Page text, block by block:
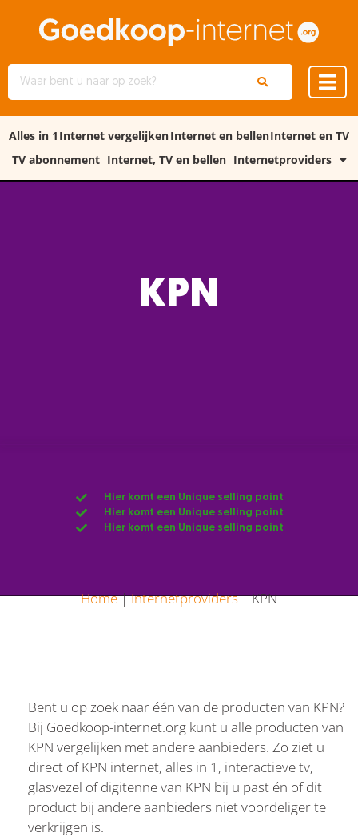
Alles in 1 Internet vergelijkenInternet en bellenInternet en TV
TV abonnement Internet, TV en bellen Internetproviders
KPN
Hier komt een Unique selling point
Hier komt een Unique selling point
Hier komt een Unique selling point
Home|Internetproviders|KPN
Bent u op zoek naar één van de producten van KPN?
Bij Goedkoop-internet.org kunt u alle producten van
KPN vergelijken met andere aanbieders. Zo ziet u
direct of KPN internet, alles in 1, interactieve tv,
glasvezel of digitenne van KPN bij u past én of dit
product bij andere aanbieders niet voordeliger te
verkrijgen is.